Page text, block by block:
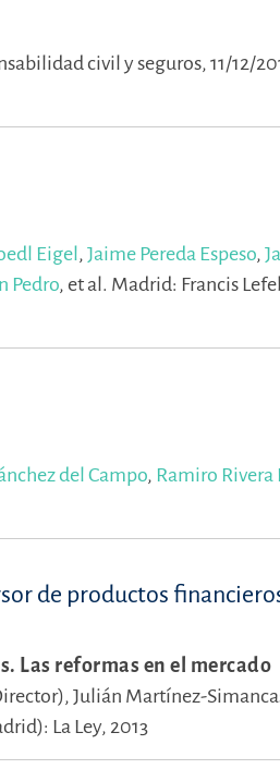
civil y seguros, 11/12/
Eigel , Jaime Pereda Espeso,
Pedro, et al. Madrid: Francis
del Campo, Ramiro Rivera
de productos
Las reformas en el mercado
Julián Martínez-
La Ley, 2013